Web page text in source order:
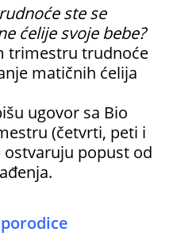
ste se
ćelije svoje bebe?
trimestru trudnoće
matičnih ćelija
ugovor sa Bio
(četvrti, peti i
popust od